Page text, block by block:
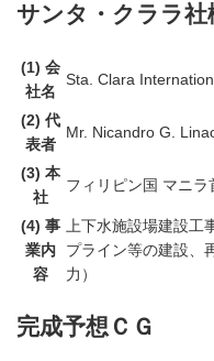
サンタ・クララ社
(1) 会
社名
Sta. Clara
(2) 代
表者
Mr. Nicandro G.
(3) 本
社
フィリピン国 マニ
(4) 事
業内
容
上下水施設場建設
プライン等の建設、
力）
完成予想ＣＧ